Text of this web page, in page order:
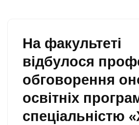
На факультеті
відбулося
обговорення
освітніх
спеціальністю